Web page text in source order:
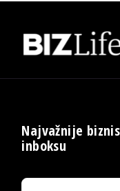
Najvažnije
inboksu